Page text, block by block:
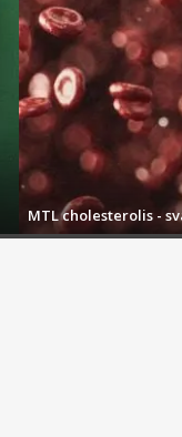
MTL cholesterolis -